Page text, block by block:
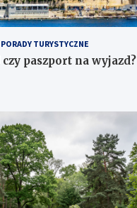
PORADY TURYSTYCZNE
paszport na wyjazd?